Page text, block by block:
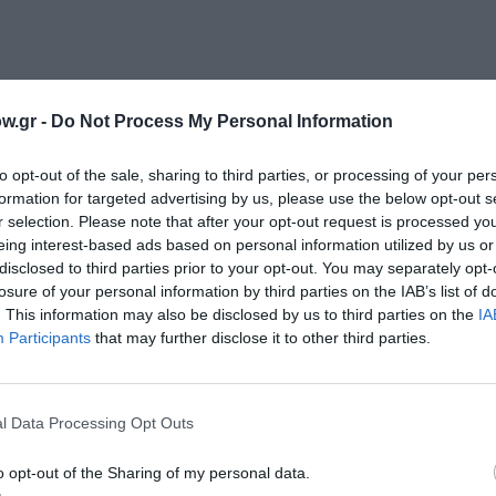
- Do Not Process My Personal Information
opt-out of the sale, sharing to third parties, or processing of your
for targeted advertising by us, please use the below opt-out
selection. Please note that after your opt-out request is processed
interest-based ads based on personal information utilized by us
to third parties prior to your opt-out. You may separately
of your personal information by third parties on the IAB’s list of
This information may also be disclosed by us to third parties on the
Participants that may further disclose it to other third parties.
Data Processing Opt Outs
opt-out of the Sharing of my personal data.
θέλουν να δοκιμάσουν μια καινούργια προσέγγιση στη
ώρες και να διατηρούν ένα ελαφρύ επίπεδο μέθης
πίστευαν ο Χέμινγουεϊ κι ο Τσέρτσιλ, ότι μια
κόσμο, κάνει τα προβλήματα να φαίνονται μικρότερα
πετυχημένο για μερικούς, αλλά όχι τόσο
για μια στιγμή, μ’ ένα ποπ, σαν αυτό που κάνει ο